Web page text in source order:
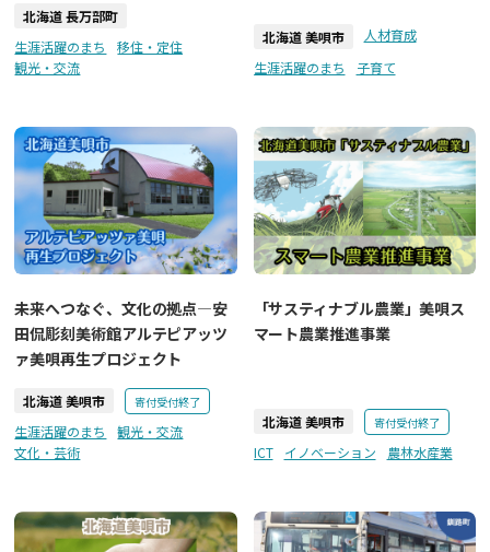
北海道 長万部町
生涯活躍のまち
移住・定住
観光・交流
北海道 美唄市
人材育成
生涯活躍のまち
子育て
未来へつなぐ、文化の拠点―安
田侃彫刻美術館アルテピアッツ
ァ美唄再生プロジェクト
北海道 美唄市 寄付受付終了
生涯活躍のまち
観光・交流
文化・芸術
「サスティナブル農業」美唄ス
マート農業推進事業
北海道 美唄市 寄付受付終了
ICT イノベーション 農林水産業